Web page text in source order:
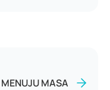
MASA